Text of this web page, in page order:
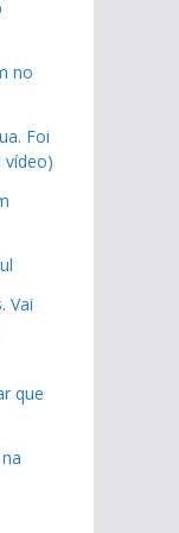
no
Foi
vídeo)
Vai
que